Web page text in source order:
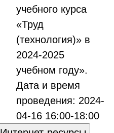
учебного курса
«Труд
(технология)» в
2024-2025
учебном году».
Дата и время
проведения: 2024-
04-16 16:00-18:00